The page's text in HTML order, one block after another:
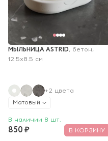
МЫЛЬНИЦА ASTRID, бетон,
12.5х8.5 см
+2 цвета
Матовый
В наличии 8 шт.
850 ₽ В КОРЗИНУ